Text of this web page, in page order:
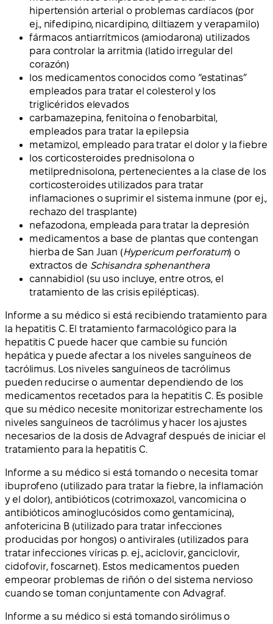
hipertensión arterial o problemas cardíacos (por
ej., nifedipino, nicardipino, diltiazem y verapamilo)
fármacos antiarrítmicos (amiodarona) utilizados
para controlar la arritmia (latido irregular del
corazón)
los medicamentos conocidos como “estatinas”
empleados para tratar el colesterol y los
triglicéridos elevados
carbamazepina, fenitoína o fenobarbital,
empleados para tratar la epilepsia
metamizol, empleado para tratar el dolor y la fiebre
los corticosteroides prednisolona o
metilprednisolona, pertenecientes a la clase de los
corticosteroides utilizados para tratar
inflamaciones o suprimir el sistema inmune (por ej.,
rechazo del trasplante)
nefazodona, empleada para tratar la depresión
medicamentos a base de plantas que contengan
hierba de San Juan (Hypericum perforatum) o
extractos de Schisandra sphenanthera
cannabidiol (su uso incluye, entre otros, el
tratamiento de las crisis epilépticas).
Informe a su médico si está recibiendo tratamiento para
la hepatitis C. El tratamiento farmacológico para la
hepatitis C puede hacer que cambie su función
hepática y puede afectar a los niveles sanguíneos de
tacrólimus. Los niveles sanguíneos de tacrólimus
pueden reducirse o aumentar dependiendo de los
medicamentos recetados para la hepatitis C. Es posible
que su médico necesite monitorizar estrechamente los
niveles sanguíneos de tacrólimus y hacer los ajustes
necesarios de la dosis de Advagraf después de iniciar el
tratamiento para la hepatitis C.
Informe a su médico si está tomando o necesita tomar
ibuprofeno (utilizado para tratar la fiebre, la inflamación
y el dolor), antibióticos (cotrimoxazol, vancomicina o
antibióticos aminoglucósidos como gentamicina),
anfotericina B (utilizado para tratar infecciones
producidas por hongos) o antivirales (utilizados para
tratar infecciones víricas p. ej., aciclovir, ganciclovir,
cidofovir, foscarnet). Estos medicamentos pueden
empeorar problemas de riñón o del sistema nervioso
cuando se toman conjuntamente con Advagraf.
Informe a su médico si está tomando sirólimus o